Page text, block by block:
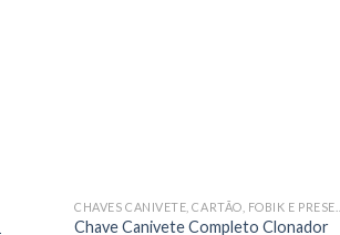
Chave Canivete Completo Clonador